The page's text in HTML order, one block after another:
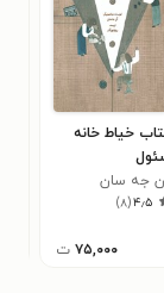
خیاط خانه
جه سان
۴٫۵(۸)
۷۵,۰۰۰ ت